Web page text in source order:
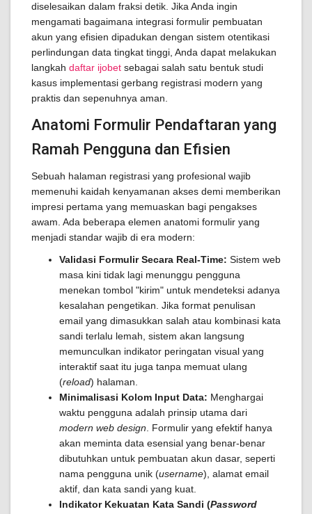
diselesaikan dalam fraksi detik. Jika Anda ingin
mengamati bagaimana integrasi formulir pembuatan
akun yang efisien dipadukan dengan sistem otentikasi
perlindungan data tingkat tinggi, Anda dapat melakukan
langkah daftar ijobet sebagai salah satu bentuk studi
kasus implementasi gerbang registrasi modern yang
praktis dan sepenuhnya aman.
Anatomi Formulir Pendaftaran yang
Ramah Pengguna dan Efisien
Sebuah halaman registrasi yang profesional wajib
memenuhi kaidah kenyamanan akses demi memberikan
impresi pertama yang memuaskan bagi pengakses
awam. Ada beberapa elemen anatomi formulir yang
menjadi standar wajib di era modern:
Validasi Formulir Secara Real-Time: Sistem web
masa kini tidak lagi menunggu pengguna
menekan tombol "kirim" untuk mendeteksi adanya
kesalahan pengetikan. Jika format penulisan
email yang dimasukkan salah atau kombinasi kata
sandi terlalu lemah, sistem akan langsung
memunculkan indikator peringatan visual yang
interaktif saat itu juga tanpa memuat ulang
(reload) halaman.
Minimalisasi Kolom Input Data: Menghargai
waktu pengguna adalah prinsip utama dari
modern web design . Formulir yang efektif hanya
akan meminta data esensial yang benar-benar
dibutuhkan untuk pembuatan akun dasar, seperti
nama pengguna unik (username), alamat email
aktif, dan kata sandi yang kuat.
Indikator Kekuatan Kata Sandi (Password